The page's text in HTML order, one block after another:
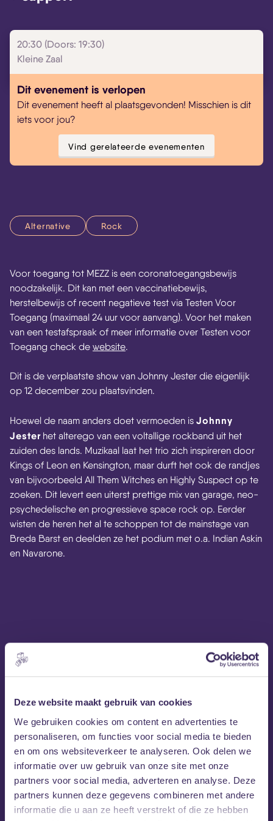
Deze website maakt gebruik van cookies
We gebruiken cookies om content en advertenties te
personaliseren, om functies voor social media te bieden
en om ons websiteverkeer te analyseren. Ook delen we
informatie over uw gebruik van onze site met onze
partners voor social media, adverteren en analyse. Deze
partners kunnen deze gegevens combineren met andere
informatie die u aan ze heeft verstrekt of die ze hebben
20:30 (Doors: 19:30)
Kleine Zaal
Dit evenement is verlopen
Dit evenement heeft al plaatsgevonden! Misschien is dit
iets voor jou?
Vind gerelateerde evenementen
Alternative Rock
Voor toegang tot MEZZ is een coronatoegangsbewijs
noodzakelijk. Dit kan met een vaccinatiebewijs,
herstelbewijs of recent negatieve test via Testen Voor
Toegang (maximaal 24 uur voor aanvang). Voor het maken
van een testafspraak of meer informatie over Testen voor
Toegang check de website.
Dit is de verplaatste show van Johnny Jester die eigenlijk
op 12 december zou plaatsvinden.
Hoewel de naam anders doet vermoeden is Johnny
Jesterhet alterego van een voltallige rockband uit het
zuiden des lands. Muzikaal laat het trio zich inspireren door
Kings of Leon en Kensington, maar durft het ook de randjes
van bijvoorbeeld All Them Witches en Highly Suspect op te
zoeken. Dit levert een uiterst prettige mix van garage, neo-
psychedelische en progressieve space rock op. Eerder
wisten de heren het al te schoppen tot de mainstage van
Breda Barst en deelden ze het podium met o.a. Indian Askin
en Navarone.